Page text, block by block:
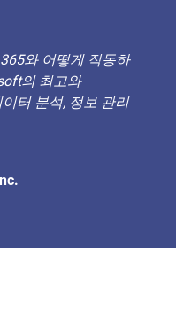
와 어떻게 작동하
의 최고와
터 분석, 정보 관리